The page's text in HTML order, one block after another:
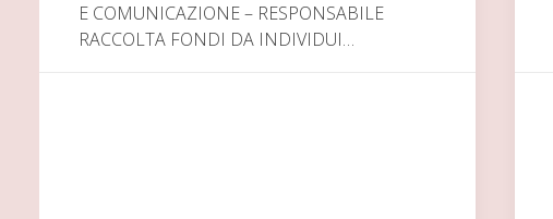
E COMUNICAZIONE – RESPONSABILE
RACCOLTA FONDI DA INDIVIDUI…